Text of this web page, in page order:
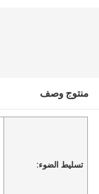
منتوج وصف
تسليط الضوء: